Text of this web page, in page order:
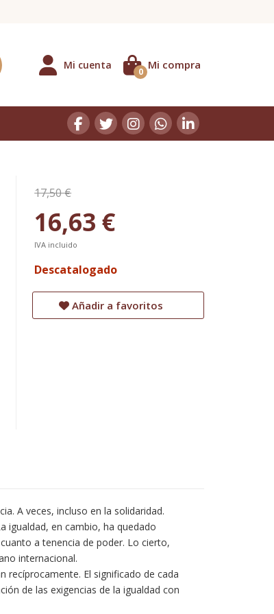
Mi cuenta Mi compra
0
17,50 €
16,63 €
IVA incluido
Descatalogado
Añadir a favoritos
A veces, incluso en la solidaridad.
igualdad, en cambio, ha quedado
a tenencia de poder. Lo cierto,
internacional.
recíprocamente. El significado de cada
de las exigencias de la igualdad con